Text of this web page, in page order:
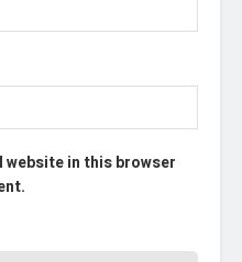
website in this browser